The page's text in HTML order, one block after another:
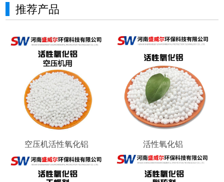
推荐产品
空压机活性氧化铝 活性氧化铝